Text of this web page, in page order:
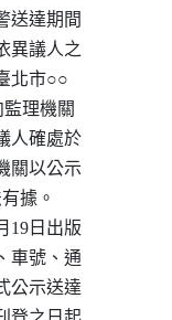
送達期間
異議人之
北市○○
監理機關
人確處於
關以公示
據。
19日出版
車號、通
公示送達